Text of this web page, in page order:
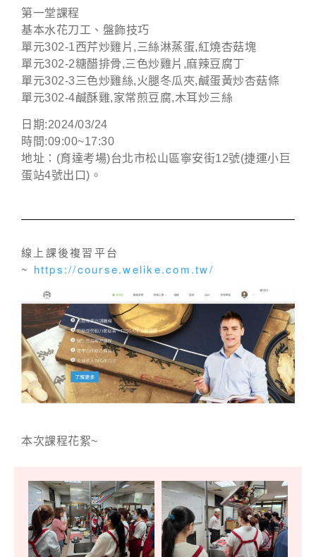
第一堂課程
基本水花刀工、盤飾技巧
單元302-1西芹炒雞片,三絲淋蒸蛋,紅燒杏菇塊
單元302-2糖醋排骨,三色炒雞片,麻辣豆腐丁
單元302-3三色炒雞絲,火腿冬瓜夾,鹹蛋黃炒杏菇條
單元302-4鹹酥雞,家常煎豆腐,木耳炒三絲
日期:2024/03/24
時間:09:00~17:30
地址：(育達考場)台北市松山區寧安街12號(捷運小巨
蛋站4號出口)。
線上課後複習平台
~ https://course.welike.com.tw/
本次課程花絮~